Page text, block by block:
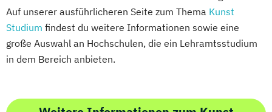
Auf unserer ausführlicheren Seite zum Thema Kunst
Studium findest du weitere Informationen sowie eine
große Auswahl an Hochschulen, die ein Lehramtsstudium
in dem Bereich anbieten.